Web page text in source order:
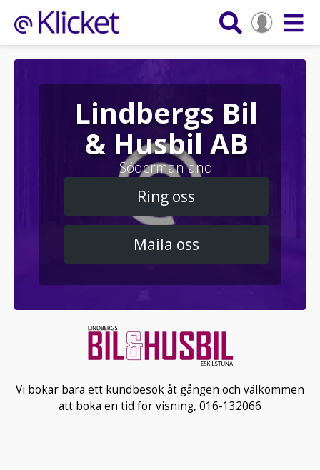
Lindbergs Bil
& Husbil AB
Södermanland
Ring oss
Maila oss
Vi bokar bara ett kundbesök åt gången och välkommen
att boka en tid för visning, 016-132066